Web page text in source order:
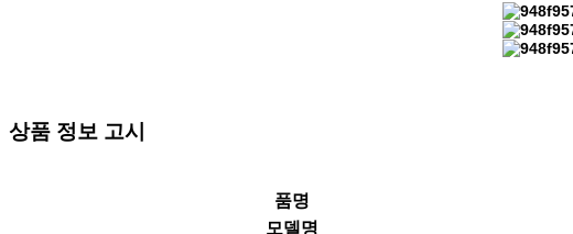
상품 정보 고시
품명
모델명